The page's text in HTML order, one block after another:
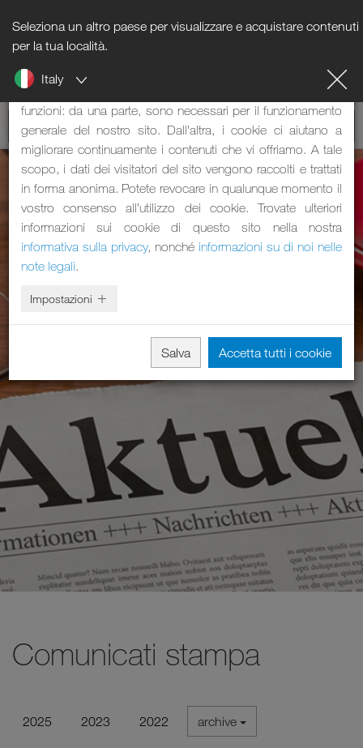
Seleziona un altro paese per visualizzare e acquistare contenuti
per la tua località.
Italy
Comunicati stampa
2025 2023 2022 archive
Nota sui cookie
Il nostro sito web utilizza dei cookie. Questi svolgono due
funzioni: da una parte, sono necessari per il funzionamento
generale del nostro sito. Dall’altra, i cookie ci aiutano a
migliorare continuamente i contenuti che vi offriamo. A tale
scopo, i dati dei visitatori del sito vengono raccolti e trattati
in forma anonima. Potete revocare in qualunque momento il
vostro consenso all’utilizzo dei cookie. Trovate ulteriori
informazioni sui cookie di questo sito nella nostra
informativa sulla privacy, nonché informazioni su di noi nelle
note legali.
Impostazioni
Salva Accetta tutti i cookie